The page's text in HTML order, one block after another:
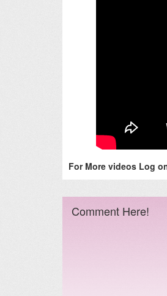
For More videos Log
Comment Here!